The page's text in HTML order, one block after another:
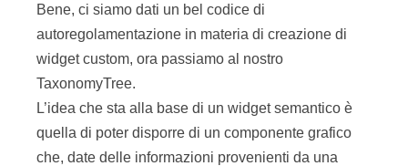
Bene, ci siamo dati un bel codice di
autoregolamentazione in materia di creazione di
widget custom, ora passiamo al nostro
TaxonomyTree.
L’idea che sta alla base di un widget semantico è
quella di poter disporre di un componente grafico
che, date delle informazioni provenienti da una